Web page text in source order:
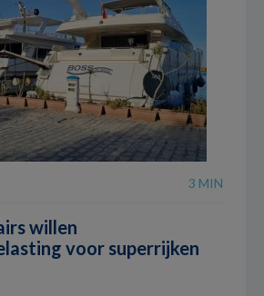
3 MIN
willen
voor superrijken